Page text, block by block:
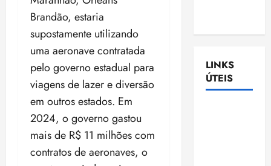
Brandão, estaria
supostamente utilizando
uma aeronave contratada
pelo governo estadual para
viagens de lazer e diversão
em outros estados. Em
2024, o governo gastou
mais de R$ 11 milhões com
contratos de aeronaves, o
LINKS
ÚTEIS